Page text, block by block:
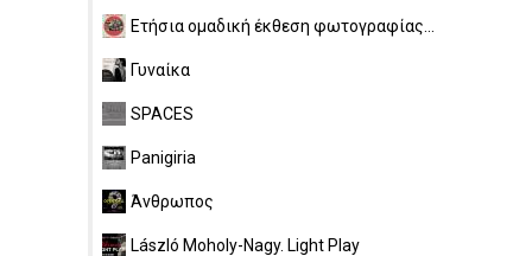
Ετήσια ομαδική έκθεση φωτογραφίας...
Γυναίκα
SPACES
Panigiria
Άνθρωπος
László Moholy-Nagy. Light Play